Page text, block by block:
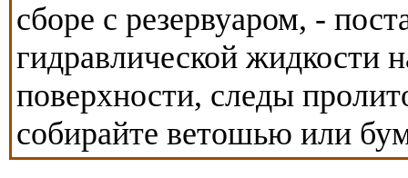
сборе с резервуаром, -
гидравлической жидкости
поверхности, следы
собирайте ветошью или